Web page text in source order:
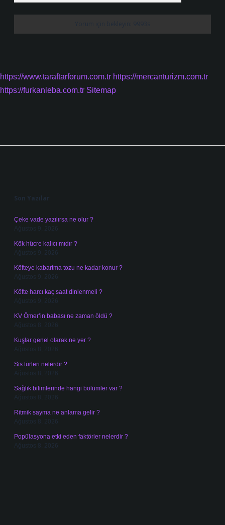
https://www.taraftarforum.com.tr https://mercanturizm.com.tr
https://furkanleba.com.tr Sitemap
Son Yazılar
Çeke vade yazılırsa ne olur ?
Ağustos 9, 2026
Kök hücre kalıcı mıdır ?
Ağustos 9, 2026
Köfteye kabartma tozu ne kadar konur ?
Ağustos 9, 2026
Köfte harcı kaç saat dinlenmeli ?
Ağustos 9, 2026
KV Ömer’in babası ne zaman öldü ?
Ağustos 8, 2026
Kuşlar genel olarak ne yer ?
Ağustos 8, 2026
Sis türleri nelerdir ?
Ağustos 8, 2026
Sağlık bilimlerinde hangi bölümler var ?
Ağustos 8, 2026
Ritmik sayma ne anlama gelir ?
Ağustos 8, 2026
Popülasyona etki eden faktörler nelerdir ?
Ağustos 8, 2026